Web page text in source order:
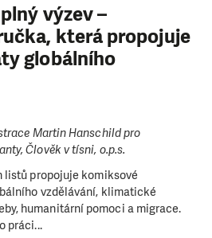
výzev –
která propojuje
globálního
Martin Hanschild pro
Člověk v tísni, o.p.s.
listů propojuje komiksové
vzdělávání, klimatické
humanitární pomoci a migrace.
práci...